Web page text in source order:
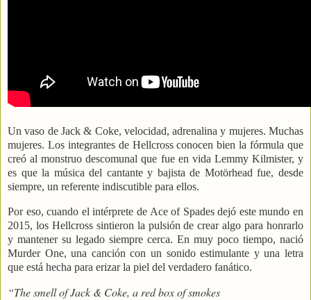
Un vaso de Jack & Coke, velocidad, adrenalina y mujeres. Muchas
mujeres. Los integrantes de Hellcross conocen bien la fórmula que
creó al monstruo descomunal que fue en vida Lemmy Kilmister, y
es que la música del cantante y bajista de Motörhead fue, desde
siempre, un referente indiscutible para ellos.
Por eso, cuando el intérprete de Ace of Spades dejó este mundo en
2015, los Hellcross sintieron la pulsión de crear algo para honrarlo
y mantener su legado siempre cerca. En muy poco tiempo, nació
Murder One, una canción con un sonido estimulante y una letra
que está hecha para erizar la piel del verdadero fanático.
“The smell of Jack & Coke, a red box of smokes